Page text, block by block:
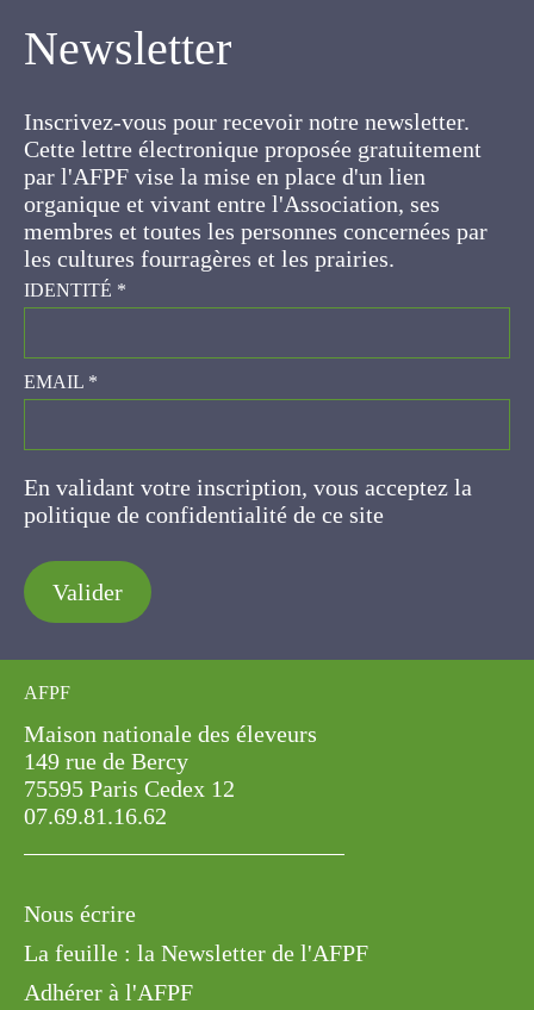
Newsletter
Cette lettre électronique proposée
gratuitement par l'AFPF vise la mise en place
d'un lien organique et vivant entre l'Association,
ses membres et toutes les personnes
concernées par les cultures fourragères et les
prairies.
IDENTITÉ*
EMAIL*
En validant votre inscription, vous acceptez la
politique de confidentialité de ce site
Valider
AFPF
Maison nationale des éleveurs
149 rue de Bercy
75595 Paris Cedex 12
07.69.81.16.62
Nous écrire
La feuille : la Newsletter de l'AFPF
Adhérer à l'AFPF